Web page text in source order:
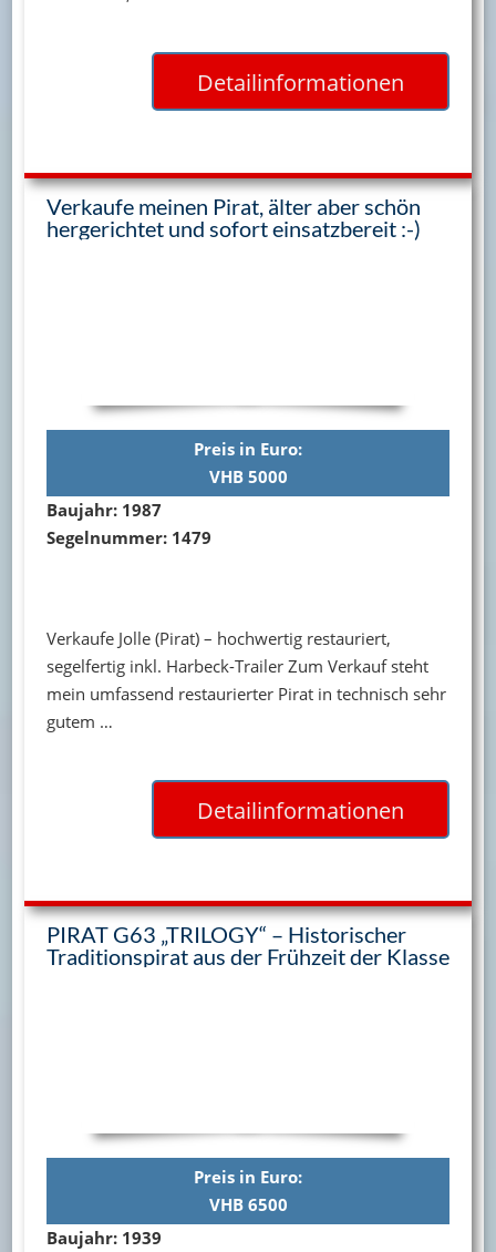
Detailinformationen
Verkaufe meinen Pirat, älter aber schön
hergerichtet und sofort einsatzbereit :-)
Preis in Euro:
VHB 5000
Baujahr: 1987
Segelnummer: 1479
Verkaufe Jolle (Pirat) – hochwertig restauriert,
segelfertig inkl. Harbeck-Trailer Zum Verkauf steht
mein umfassend restaurierter Pirat in technisch sehr
gutem …
Detailinformationen
PIRAT G63 „TRILOGY“ – Historischer
Traditionspirat aus der Frühzeit der Klasse
Preis in Euro:
VHB 6500
Baujahr: 1939